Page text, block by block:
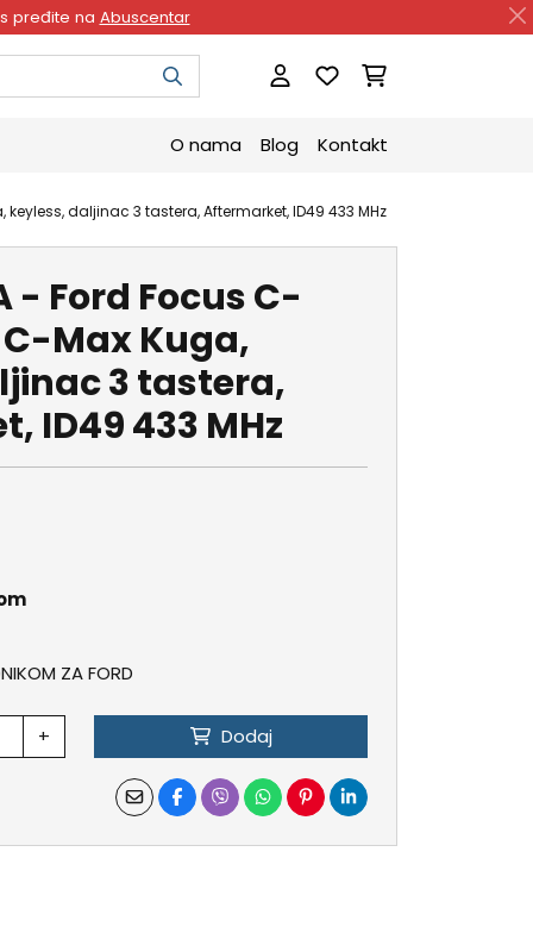
pređite na Abuscentar
O nama Blog Kontakt
daljinac 3 tastera, Aftermarket, ID49 433 MHz
- Ford Focus C-
Max Kuga,
3 tastera,
ID49 433 MHz
ZA FORD
+ Dodaj